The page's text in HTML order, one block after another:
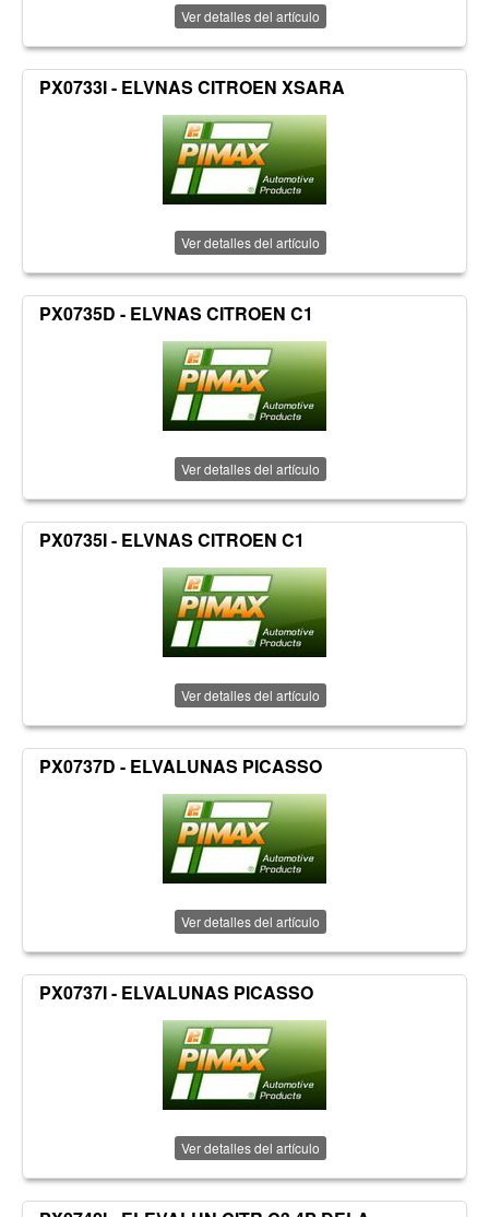
Ver detalles del artículo
PX0733I - ELVNAS CITROEN XSARA
Ver detalles del artículo
PX0735D - ELVNAS CITROEN C1
Ver detalles del artículo
PX0735I - ELVNAS CITROEN C1
Ver detalles del artículo
PX0737D - ELVALUNAS PICASSO
Ver detalles del artículo
PX0737I - ELVALUNAS PICASSO
Ver detalles del artículo